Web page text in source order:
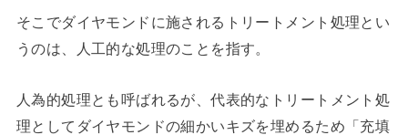
そこでダイヤモンドに施されるトリートメント処理とい
うのは、人工的な処理のことを指す。
人為的処理とも呼ばれるが、代表的なトリートメント処
理としてダイヤモンドの細かいキズを埋めるため「充填